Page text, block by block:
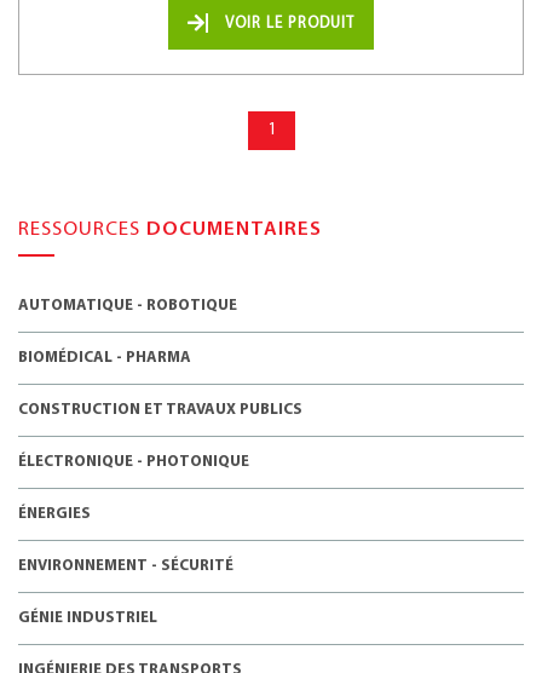
VOIR LE PRODUIT
1
RESSOURCES DOCUMENTAIRES
AUTOMATIQUE - ROBOTIQUE
BIOMÉDICAL - PHARMA
CONSTRUCTION ET TRAVAUX PUBLICS
ÉLECTRONIQUE - PHOTONIQUE
ÉNERGIES
ENVIRONNEMENT - SÉCURITÉ
GÉNIE INDUSTRIEL